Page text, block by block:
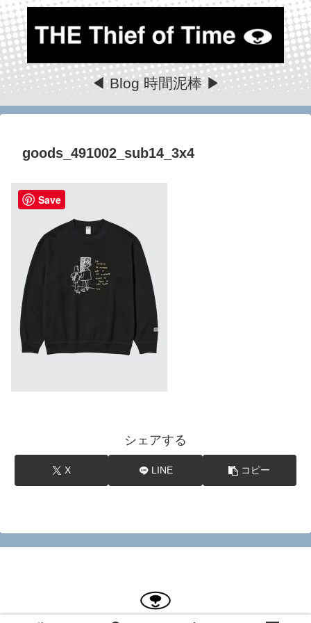
◀ Blog 時間泥棒 ▶
goods_491002_sub14_3x4
シェアする
X LINE コピー
Save